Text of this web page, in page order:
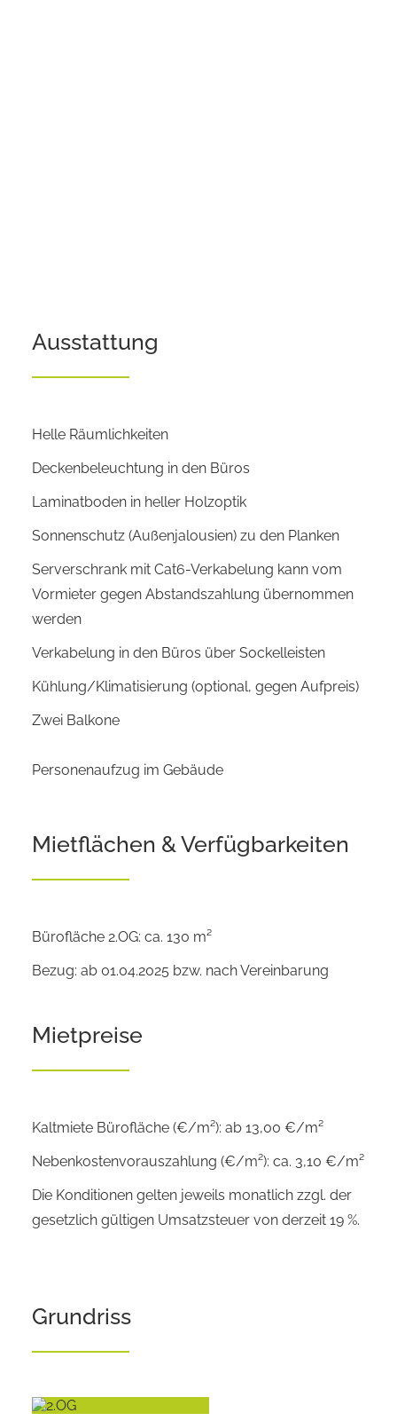
Ausstattung
Helle Räumlichkeiten
Deckenbeleuchtung in den Büros
Laminatboden in heller Holzoptik
Sonnenschutz (Außenjalousien) zu den Planken
Serverschrank mit Cat6-Verkabelung kann vom
Vormieter gegen Abstandszahlung übernommen
werden
Verkabelung in den Büros über Sockelleisten
Kühlung/Klimatisierung (optional, gegen Aufpreis)
Zwei Balkone
Personenaufzug im Gebäude
Mietflächen & Verfügbarkeiten
Bürofläche 2.OG: ca. 130 m²
Bezug: ab 01.04.2025 bzw. nach Vereinbarung
Mietpreise
Kaltmiete Bürofläche (€/m²): ab 13,00 €/m²
Nebenkostenvorauszahlung (€/m²): ca. 3,10 €/m²
Die Konditionen gelten jeweils monatlich zzgl. der
gesetzlich gültigen Umsatzsteuer von derzeit 19 %.
Grundriss